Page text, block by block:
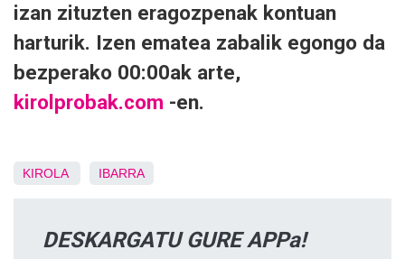
izan zituzten eragozpenak kontuan
harturik. Izen ematea zabalik egongo da
bezperako 00:00ak arte,
kirolprobak.com -en.
KIROLA IBARRA
DESKARGATU GURE APPa!